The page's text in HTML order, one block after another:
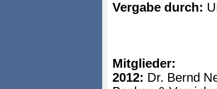
Vergabe durch:
Mitglieder:
2012: Dr. Bernd